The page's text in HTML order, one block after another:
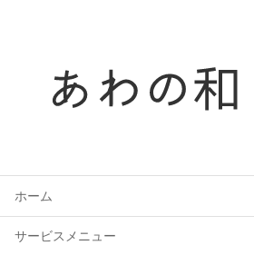
ホーム
サービスメニュー